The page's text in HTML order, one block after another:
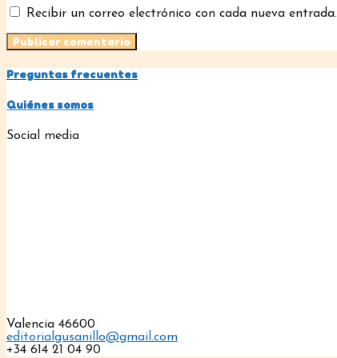
Recibir un correo electrónico con cada nueva entrada.
Preguntas frecuentes
Quiénes somos
Social media
Valencia 46600
editorialgusanillo@gmail.com
+34 614 21 04 90